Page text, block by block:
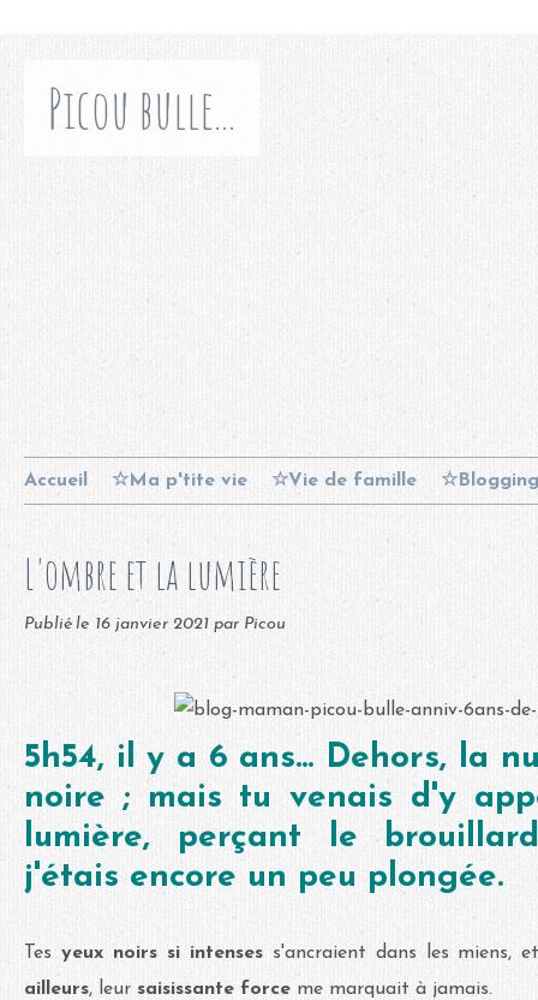
Picou bulle...
Accueil ☆Ma p'tite vie ☆Vie de famille ☆Blogging
L'ombre et la lumière
Publié le 16 janvier 2021 par Picou
5h54, il y a 6 ans... Dehors, la
noire ; mais tu venais d'y
lumière, perçant le
j'étais encore un peu plongée.
Tes yeux noirs si intenses s'ancraient dans les miens,
ailleurs, leur saisissante force me marquait à jamais.